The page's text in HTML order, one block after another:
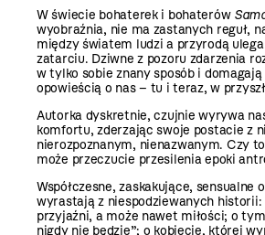
W świecie bohaterek i bohaterów
wyobraźnia, nie ma zastanych reguł,
między światem ludzi a przyrodą
zatarciu. Dziwne z pozoru zdarzenia
w tylko sobie znany sposób i
opowieścią o nas – tu i teraz, w
Autorka dyskretnie, czujnie wyrywa
komfortu, zderzając swoje postacie z
nierozpoznanym, nienazwanym. Czy
może przeczucie przesilenia epoki
Współczesne, zaskakujące, sensualne
wyrastają z niespodziewanych historii:
przyjaźni, a może nawet miłości; o
nigdy nie będzie”; o kobiecie, której